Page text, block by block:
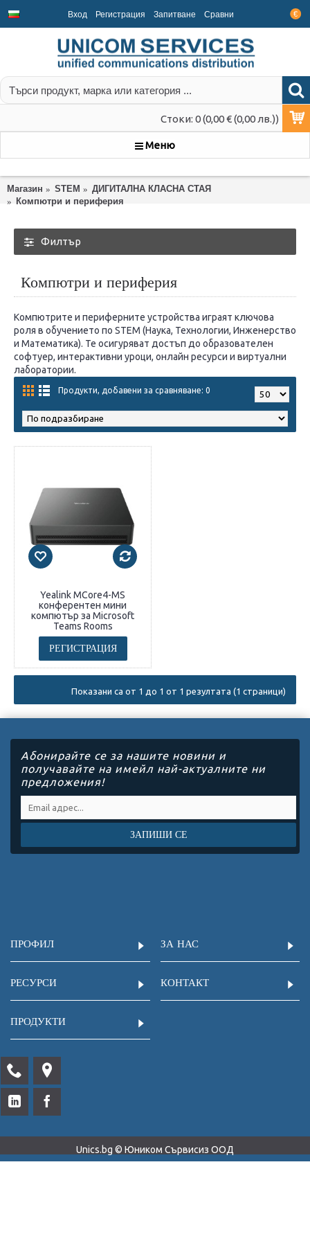
€
Вход Регистрация Запитване Срaвни
Стоки: 0 (0,00 € (0,00 лв.))
Меню
Магазин STEM
ДИГИТАЛНА КЛАСНА СТАЯ
Компютри и периферия
Филтър
Компютри и периферия
Компютрите и периферните устройства играят ключова
роля в обучението по STEM (Наука, Технологии, Инженерство
и Математика). Те осигуряват достъп до образователен
софтуер, интерактивни уроци, онлайн ресурси и виртуални
лаборатории.
Продукти, добавени за сравняване: 0
Yealink MCore4-MS
конферентен мини
компютър за Microsoft
Teams Rooms
РЕГИСТРАЦИЯ
Показани са от 1 до 1 от 1 резултата (1 страници)
Абонирайте се за нашите новини и
получавайте на имейл най-актуалните ни
предложения!
ЗАПИШИ СЕ
ПРОФИЛ ЗА НАС
РЕСУРСИ КОНТАКТ
ПРОДУКТИ
Unics.bg © Юником Сървисиз ООД